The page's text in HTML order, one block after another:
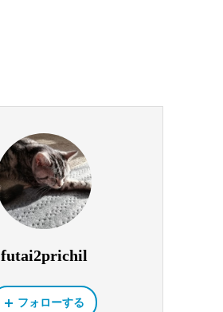
futai2prichil
フォローする